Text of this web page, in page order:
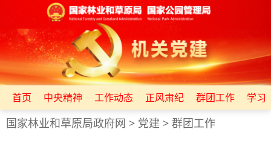
首页 中央精神 工作动态 正风肃纪 群团工作 学习
国家林业和草原局政府网 > 党建 > 群团工作